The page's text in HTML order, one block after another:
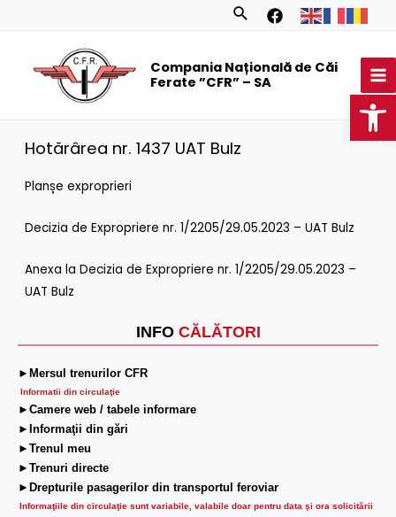
Search
Compania Națională de Căi
Ferate ”CFR” – SA
INFO CĂLĂTORI
►Mersul trenurilor CFR
Informatii din circulaţie
►Camere web / tabele informare
►Informaţii din gări
►Trenul meu
►Trenuri directe
►Drepturile pasagerilor din transportul feroviar
Informaţiile din circulaţie sunt variabile, valabile doar pentru data şi ora solicitării
Hotărârea nr. 1437 UAT Bulz
Planșe exproprieri
Decizia de Expropriere nr. 1/2205/29.05.2023 – UAT Bulz
Anexa la Decizia de Expropriere nr. 1/2205/29.05.2023 –
UAT Bulz